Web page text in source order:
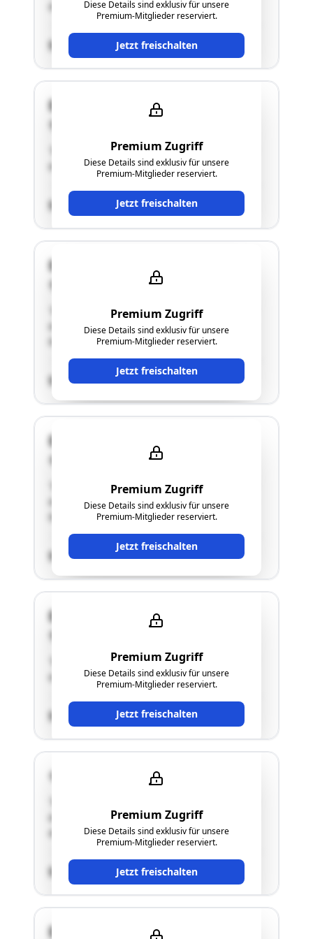
Diese Details sind exklusiv für unsere
Premium-Mitglieder reserviert.
Jetzt freischalten
als Zufahrt geplant wurde."
SCHÄTZWERT
Premium Zugriff
Diese Details sind exklusiv für unsere
Premium-Mitglieder reserviert.
Jetzt freischalten
Dr. Renner Straße 16a
"Bei der gegenständlichen Liegenschaft handelt
es sich um ein unbebautes Grundstück."
SCHÄTZWERT
Premium Zugriff
Diese Details sind exklusiv für unsere
Premium-Mitglieder reserviert.
Jetzt freischalten
Dr. Renner Straße 30
"Bei der gegenständlichen Liegenschaft handelt
es sich um ein unbebautes Grundstück, welches
teilweise eingezäunt ist."
SCHÄTZWERT
Premium Zugriff
Diese Details sind exklusiv für unsere
Premium-Mitglieder reserviert.
Jetzt freischalten
Dr. Renner Straße 30
"Bei der gegenständlichen Liegenschaft handelt
es sich um ein unbebautes Grundstück, welches
teilweise eingezäunt ist."
SCHÄTZWERT
Premium Zugriff
Diese Details sind exklusiv für unsere
Premium-Mitglieder reserviert.
Jetzt freischalten
Dr. Renner Straße 16a
"Bei der gegenständlichen Liegenschaft handelt
es sich um ein unbebautes Grundstück."
SCHÄTZWERT
Premium Zugriff
Diese Details sind exklusiv für unsere
Premium-Mitglieder reserviert.
Jetzt freischalten
es sich um ein unbebautes Grundstück, welches
als Zufahrt geplant wurde."
SCHÄTZWERT
Dr. Renner Straße 16a